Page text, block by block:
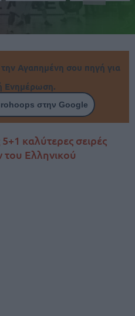
την Αγαπημένη σου πηγή για
Ενημέρωση.
στην Google
καλύτερες σειρές
του Ελληνικού